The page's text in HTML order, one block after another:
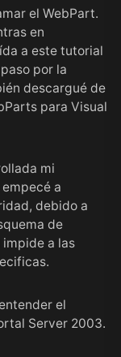
el WebPart.
en
a este tutorial
por la
descargué de
para Visual
mi
a
debido a
de
a las
el
Server 2003.